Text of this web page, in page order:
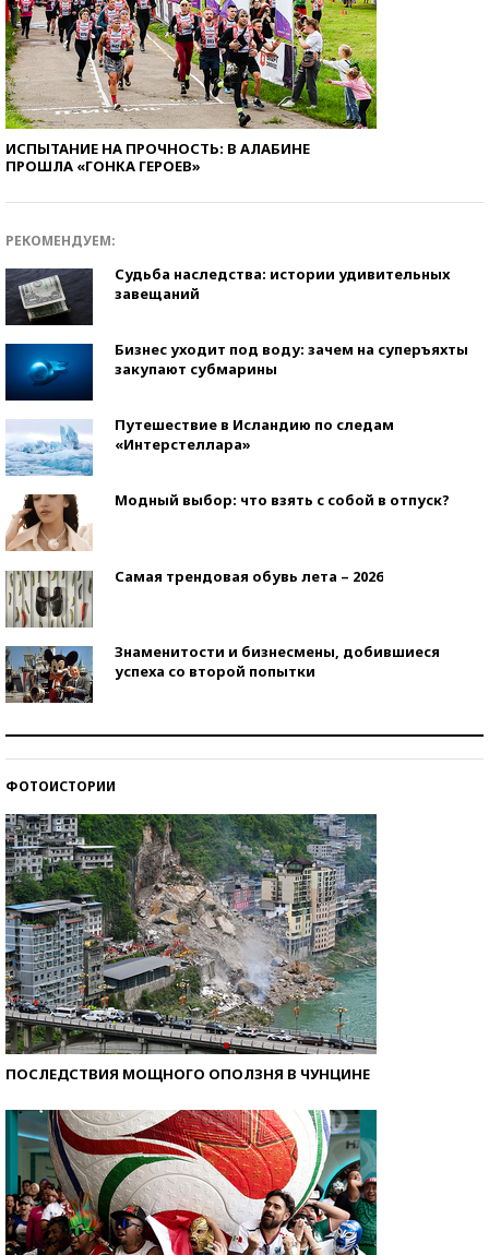
ИСПЫТАНИЕ НА ПРОЧНОСТЬ: В АЛАБИНЕ
ПРОШЛА «ГОНКА ГЕРОЕВ»
РЕКОМЕНДУЕМ:
Судьба наследства: истории удивительных
завещаний
Бизнес уходит под воду: зачем на суперъяхты
закупают субмарины
Путешествие в Исландию по следам
«Интерстеллара»
Модный выбор: что взять с собой в отпуск?
Самая трендовая обувь лета – 2026
Знаменитости и бизнесмены, добившиеся
успеха со второй попытки
ФОТОИСТОРИИ
ПОСЛЕДСТВИЯ МОЩНОГО ОПОЛЗНЯ В ЧУНЦИНЕ